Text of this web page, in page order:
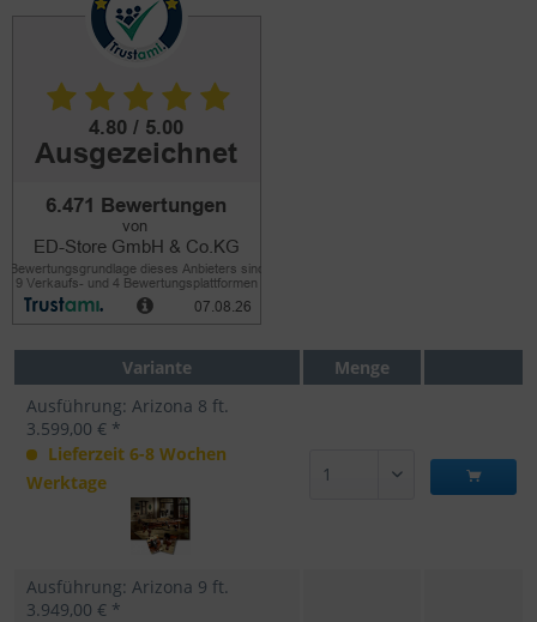
Variante
Menge
Ausführung: Arizona 8 ft.
3.599,00 € *
Lieferzeit 6-8 Wochen
Werktage
Ausführung: Arizona 9 ft.
3.949,00 € *